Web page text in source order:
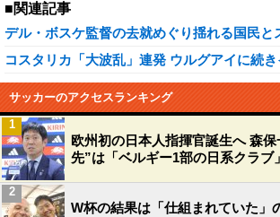
■関連記事
デル・ボスケ監督の去就めぐり揺れる国民と
コスタリカ「大波乱」連発 ウルグアイに続き
サッカーのアクセスランキング
欧州初の日本人指揮官誕生へ 森
先”は「ベルギー1部の日系クラブ
1
W杯の結果は「仕組まれていた
2